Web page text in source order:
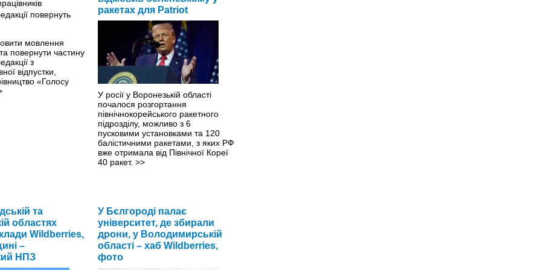
мовлення
повернути частину
з
відпустки,
«Голосу
ракетах для Patriot
У росії у Воронезькій області
почалося розгортання
північнокорейського ракетного
підрозділу, можливо з 6
пусковими установками та 120
балістичними ракетами, з яких РФ
вже отримала від Північної Кореї
40 ракет. >>
та
областях
Wildberries,
–
НПЗ
У Бєлгороді палає
університет, де збирали
дрони, у Володимирській
області – хаб Wildberries,
фото